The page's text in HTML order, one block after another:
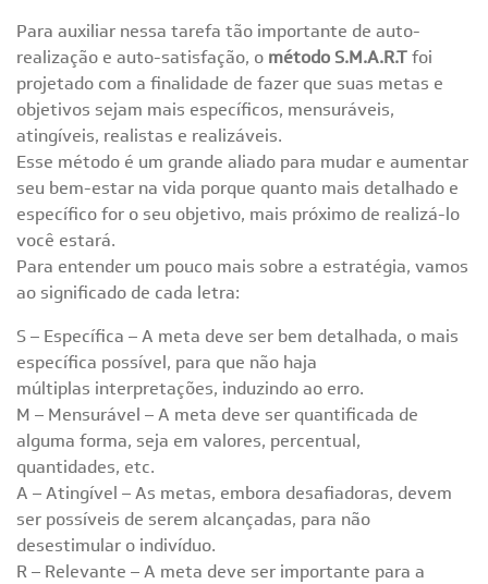
Para auxiliar nessa tarefa tão importante de auto-
realização e auto-satisfação, o método S.M.A.R.Tfoi
projetado com a finalidade de fazer que suas metas e
objetivos sejam mais específicos, mensuráveis,
atingíveis, realistas e realizáveis.
Esse método é um grande aliado para mudar e aumentar
seu bem-estar na vida porque quanto mais detalhado e
específico for o seu objetivo, mais próximo de realizá-lo
você estará.
Para entender um pouco mais sobre a estratégia, vamos
ao significado de cada letra:
S – Específica – A meta deve ser bem detalhada, o mais
específica possível, para que não haja
múltiplas interpretações, induzindo ao erro.
M – Mensurável – A meta deve ser quantificada de
alguma forma, seja em valores, percentual,
quantidades, etc.
A – Atingível – As metas, embora desafiadoras, devem
ser possíveis de serem alcançadas, para não
desestimular o indivíduo.
R – Relevante – A meta deve ser importante para a